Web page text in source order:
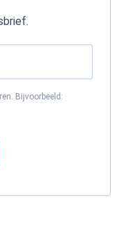
Bijvoorbeeld: